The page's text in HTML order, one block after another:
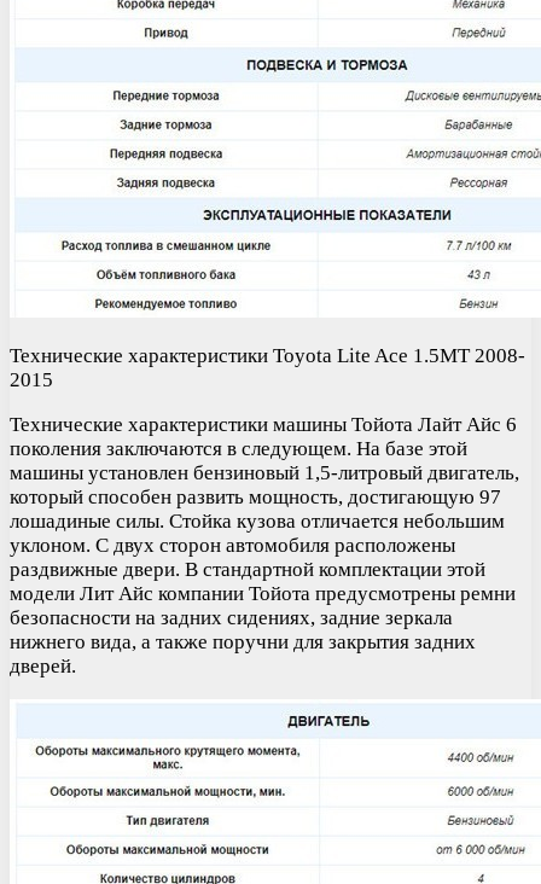
Технические характеристики Toyota Lite Ace 1.5MT 2008-
2015
Технические характеристики машины Тойота Лайт Айс 6
поколения заключаются в следующем. На базе этой
машины установлен бензиновый 1,5-литровый двигатель,
который способен развить мощность, достигающую 97
лошадиные силы. Стойка кузова отличается небольшим
уклоном. С двух сторон автомобиля расположены
раздвижные двери. В стандартной комплектации этой
модели Лит Айс компании Тойота предусмотрены ремни
безопасности на задних сидениях, задние зеркала
нижнего вида, а также поручни для закрытия задних
дверей.